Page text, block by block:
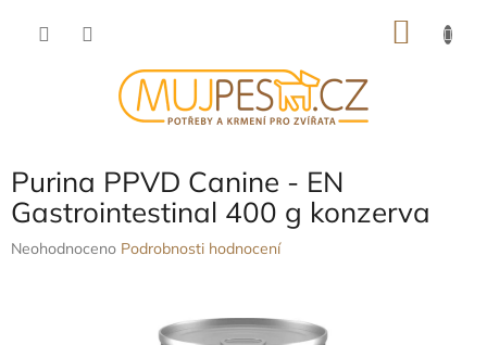
Purina PPVD Canine - EN
Gastrointestinal 400 g konzerva
Průměrné
Neohodnoceno Podrobnosti hodnocení